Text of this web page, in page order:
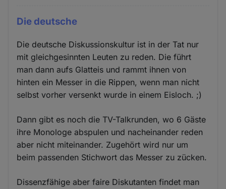
Die deutsche
Die deutsche Diskussionskultur ist in der Tat nur
mit gleichgesinnten Leuten zu reden. Die führt
man dann aufs Glatteis und rammt ihnen von
hinten ein Messer in die Rippen, wenn man nicht
selbst vorher versenkt wurde in einem Eisloch. ;)
Dann gibt es noch die TV-Talkrunden, wo 6 Gäste
ihre Monologe abspulen und nacheinander reden
aber nicht miteinander. Zugehört wird nur um
beim passenden Stichwort das Messer zu zücken.
Dissenzfähige aber faire Diskutanten findet man